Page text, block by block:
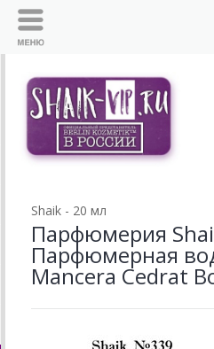
Shaik - 20 мл
Парфюмерия
Парфюмерная
Mancera Cedrat